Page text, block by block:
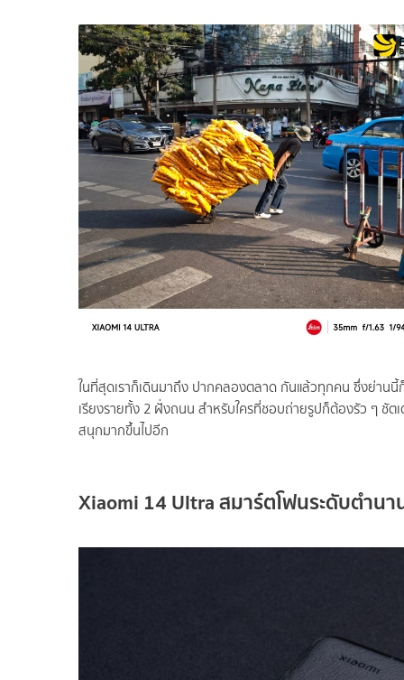
ในที่สุดเราก็เดินมาถึง ปากคลองตลาด กันแล้วทุกคน ซึ่งย่าน
เรียงรายทั้ง 2 ฝั่งถนน สำหรับใครที่ชอบถ่ายรูปก็ต้องรัว ๆ ชัต
สนุกมากขึ้นไปอีก
Xiaomi 14 Ultraสมาร์ตโฟนระดับตำนา